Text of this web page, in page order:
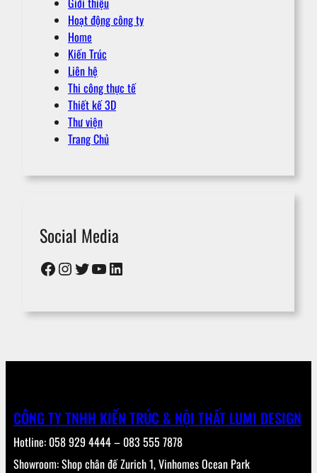
Hoạt động công ty
Home
Kiến Trúc
Liên hệ
Thi công thực tế
Thiết kế 3D
Thư viện
Trang Chủ
Social Media
Facebook Instagram Twitter YouTube LinkedIn
CÔNG TY TNHH KIẾN TRÚC & NỘI THẤT LUMI DESIGN
Hotline: 058 929 4444 – 083 555 7878
Showroom: Shop chân đế Zurich 1, Vinhomes Ocean Park